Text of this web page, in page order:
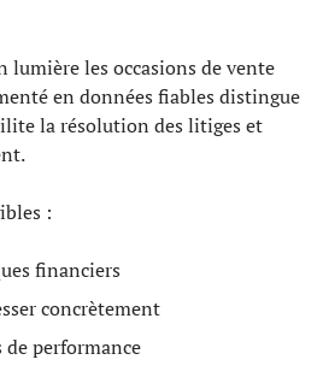
les occasions de vente
en données fiables distingue
la résolution des litiges et
:
financiers
concrètement
performance